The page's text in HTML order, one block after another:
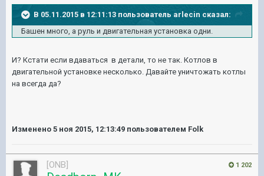
В 05.11.2015 в 12:11:13 пользователь arlecin сказал:
Башен много, а руль и двигательная установка одни.
И? Кстати если вдаваться в детали, то не так. Котлов в
двигательной установке несколько. Давайте уничтожать котлы
на всегда да?
Изменено 5 ноя 2015, 12:13:49 пользователем Folk
1 202
[ONB]